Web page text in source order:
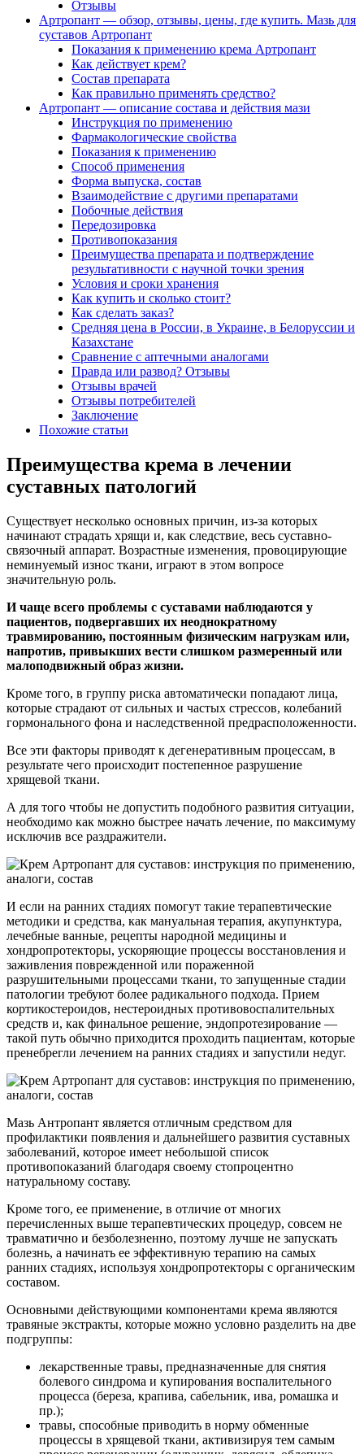
Отзывы
Артропант — обзор, отзывы, цены, где купить. Мазь для
суставов Артропант
Показания к применению крема Артропант
Как действует крем?
Состав препарата
Как правильно применять средство?
Артропант — описание состава и действия мази
Инструкция по применению
Фармакологические свойства
Показания к применению
Способ применения
Форма выпуска, состав
Взаимодействие с другими препаратами
Побочные действия
Передозировка
Противопоказания
Преимущества препарата и подтверждение
результативности с научной точки зрения
Условия и сроки хранения
Как купить и сколько стоит?
Как сделать заказ?
Средняя цена в России, в Украине, в Белоруссии и
Казахстане
Сравнение с аптечными аналогами
Правда или развод? Отзывы
Отзывы врачей
Отзывы потребителей
Заключение
Похожие статьи
Преимущества крема в лечении
суставных патологий
Существует несколько основных причин, из-за которых
начинают страдать хрящи и, как следствие, весь суставно-
связочный аппарат. Возрастные изменения, провоцирующие
неминуемый износ ткани, играют в этом вопросе
значительную роль.
И чаще всего проблемы с суставами наблюдаются у
пациентов, подвергавших их неоднократному
травмированию, постоянным физическим нагрузкам или,
напротив, привыкших вести слишком размеренный или
малоподвижный образ жизни.
Кроме того, в группу риска автоматически попадают лица,
которые страдают от сильных и частых стрессов, колебаний
гормонального фона и наследственной предрасположенности.
Все эти факторы приводят к дегенеративным процессам, в
результате чего происходит постепенное разрушение
хрящевой ткани.
А для того чтобы не допустить подобного развития ситуации,
необходимо как можно быстрее начать лечение, по максимуму
исключив все раздражители.
И если на ранних стадиях помогут такие терапевтические
методики и средства, как мануальная терапия, акупунктура,
лечебные ванные, рецепты народной медицины и
хондропротекторы, ускоряющие процессы восстановления и
заживления поврежденной или пораженной
разрушительными процессами ткани, то запущенные стадии
патологии требуют более радикального подхода. Прием
кортикостероидов, нестероидных противовоспалительных
средств и, как финальное решение, эндопротезирование —
такой путь обычно приходится проходить пациентам, которые
пренебрегли лечением на ранних стадиях и запустили недуг.
Мазь Антропант является отличным средством для
профилактики появления и дальнейшего развития суставных
заболеваний, которое имеет небольшой список
противопоказаний благодаря своему стопроцентно
натуральному составу.
Кроме того, ее применение, в отличие от многих
перечисленных выше терапевтических процедур, совсем не
травматично и безболезненно, поэтому лучше не запускать
болезнь, а начинать ее эффективную терапию на самых
ранних стадиях, используя хондропротекторы с органическим
составом.
Основными действующими компонентами крема являются
травяные экстракты, которые можно условно разделить на две
подгруппы:
лекарственные травы, предназначенные для снятия
болевого синдрома и купирования воспалительного
процесса (береза, крапива, сабельник, ива, ромашка и
пр.);
травы, способные приводить в норму обменные
процессы в хрящевой ткани, активизируя тем самым